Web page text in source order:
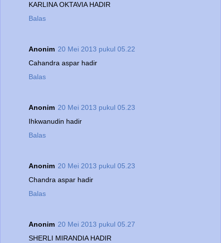
KARLINA OKTAVIA HADIR
Balas
Anonim 20 Mei 2013 pukul 05.22
Cahandra aspar hadir
Balas
Anonim 20 Mei 2013 pukul 05.23
Ihkwanudin hadir
Balas
Anonim 20 Mei 2013 pukul 05.23
Chandra aspar hadir
Balas
Anonim 20 Mei 2013 pukul 05.27
SHERLI MIRANDIA HADIR